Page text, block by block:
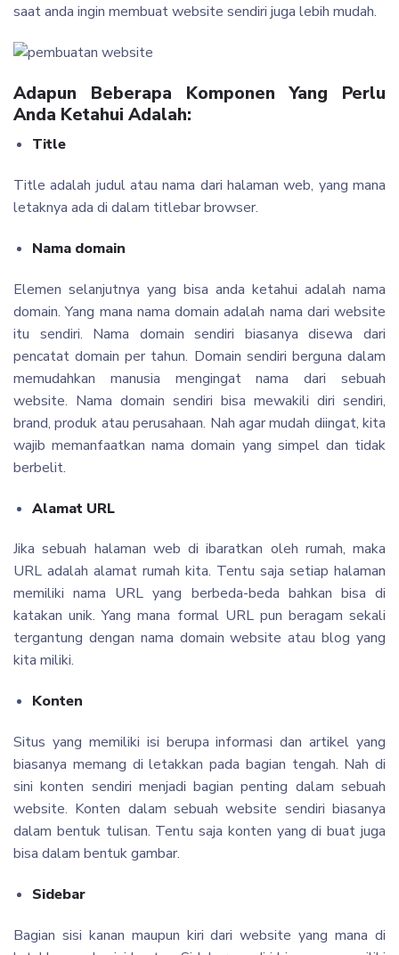
saat anda ingin membuat website sendiri juga lebih mudah.
Adapun Beberapa Komponen Yang Perlu
Anda Ketahui Adalah:
Title
Title adalah judul atau nama dari halaman web, yang mana
letaknya ada di dalam titlebar browser.
Nama domain
Elemen selanjutnya yang bisa anda ketahui adalah nama
domain. Yang mana nama domain adalah nama dari website
itu sendiri. Nama domain sendiri biasanya disewa dari
pencatat domain per tahun. Domain sendiri berguna dalam
memudahkan manusia mengingat nama dari sebuah
website. Nama domain sendiri bisa mewakili diri sendiri,
brand, produk atau perusahaan. Nah agar mudah diingat, kita
wajib memanfaatkan nama domain yang simpel dan tidak
berbelit.
Alamat URL
Jika sebuah halaman web di ibaratkan oleh rumah, maka
URL adalah alamat rumah kita. Tentu saja setiap halaman
memiliki nama URL yang berbeda-beda bahkan bisa di
katakan unik. Yang mana formal URL pun beragam sekali
tergantung dengan nama domain website atau blog yang
kita miliki.
Konten
Situs yang memiliki isi berupa informasi dan artikel yang
biasanya memang di letakkan pada bagian tengah. Nah di
sini konten sendiri menjadi bagian penting dalam sebuah
website. Konten dalam sebuah website sendiri biasanya
dalam bentuk tulisan. Tentu saja konten yang di buat juga
bisa dalam bentuk gambar.
Sidebar
Bagian sisi kanan maupun kiri dari website yang mana di